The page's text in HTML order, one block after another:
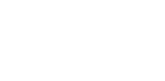
探索。这既是对产品力的坚守，也是